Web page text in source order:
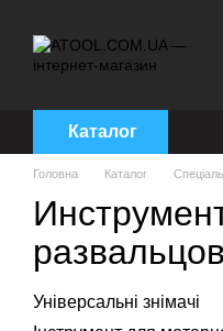
Каталог
Головна Каталог
Універсальні знімачі